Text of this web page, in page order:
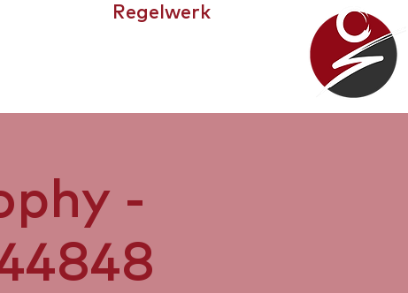
Regelwerk
-